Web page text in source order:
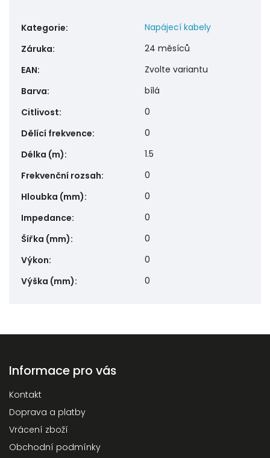
Kategorie:
Napájecí kabely
Záruka:
24 měsíců
EAN:
Zvolte variantu
Barva:
bílá
Citlivost:
0
Dělící frekvence:
0
Délka (m):
1.5
Frekvenční rozsah:
0
Hloubka (mm):
0
Impedance:
0
Šířka (mm):
0
Výkon:
0
Výška (mm): 0
Informace pro vás
Kontakt
Doprava a platby
Vrácení zboží
Obchodní podmínky